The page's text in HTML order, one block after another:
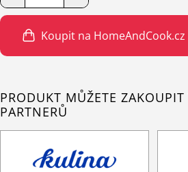
Koupit na HomeAndCook.cz
PRODUKT MŮŽETE
PARTNERŮ